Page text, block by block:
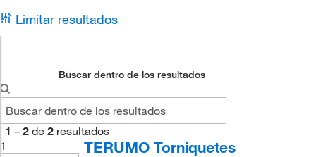
Limitar resultados
Buscar dentro de los resultados
1 – 2 de 2 resultados
1
TERUMO Torniquetes